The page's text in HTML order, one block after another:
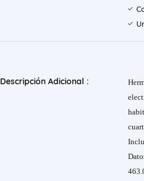
Descripción Adicional :